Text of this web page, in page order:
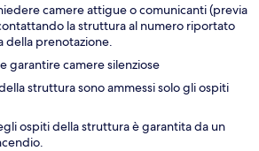
camere attigue o comunicanti (previa
la struttura al numero riportato
della prenotazione.
garantire camere silenziose
struttura sono ammessi solo gli ospiti
ospiti della struttura è garantita da un